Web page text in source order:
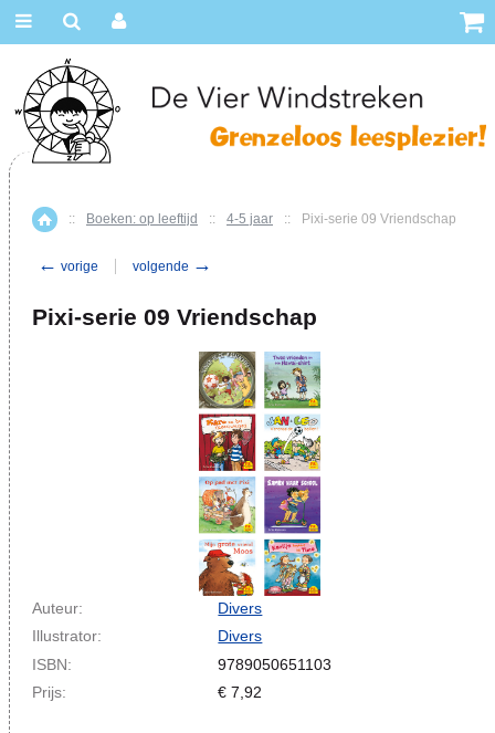
Home
:: Boeken: op leeftijd :: 4-5 jaar :: Pixi-serie 09 Vriendschap
← vorige volgende →
Pixi-serie 09 Vriendschap
Auteur:
Divers
Illustrator:
Divers
ISBN:
9789050651103
Prijs:
€7,92